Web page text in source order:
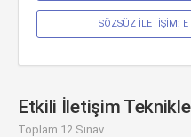
SÖZSÜZ İLETİŞİM:
Etkili İletişim
Toplam 12 Sınav